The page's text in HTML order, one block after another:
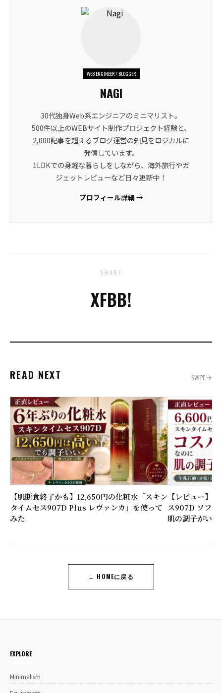
WEB ENGINEER / BLOGGER
NAGI
30代独身Web系エンジニアのミニマリスト。
500件以上のWEBサイト制作プロジェクト経験と、
2,000記事を超えるブログ運営の知見をロジカルに
発信しています。
1LDKでの身軽な暮らしをしながら、海外旅行やガ
ジェットレビューなど日々更新中！
プロフィール詳細 →
SHARE
XFBB!
READ NEXT SWIPE
【肌断食終了かも】12,650円の化粧水「スキン
タイムセス907D Plus レヴァンカ」を使って
みた
【レビュー】
ス907D ソファ
肌の調子がいい
← HOMEに戻る
EXPLORE
Minimalism